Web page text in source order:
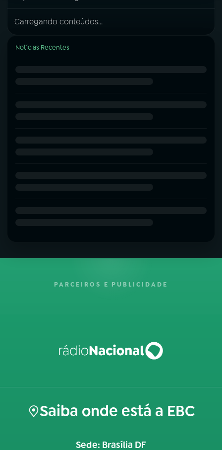
Carregando conteúdos...
Notícias Recentes
PARCEIROS E PUBLICIDADE
Saiba onde está a EBC
Sede: Brasília DF